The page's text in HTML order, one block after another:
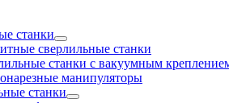
станки
сверлильные станки
станки с вакуумным
манипуляторы
станки